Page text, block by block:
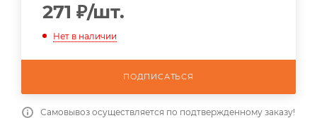
271 ₽/шт.
Нет в наличии
ПОДПИСАТЬСЯ
Самовывоз осуществляется по подтвержденному заказу!